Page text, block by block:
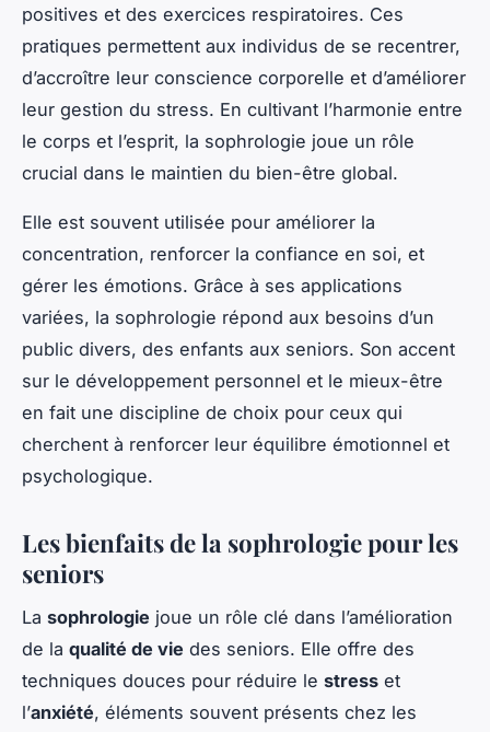
positives et des exercices respiratoires. Ces
pratiques permettent aux individus de se recentrer,
d’accroître leur conscience corporelle et d’améliorer
leur gestion du stress. En cultivant l’harmonie entre
le corps et l’esprit, la sophrologie joue un rôle
crucial dans le maintien du bien-être global.
Elle est souvent utilisée pour améliorer la
concentration, renforcer la confiance en soi, et
gérer les émotions. Grâce à ses applications
variées, la sophrologie répond aux besoins d’un
public divers, des enfants aux seniors. Son accent
sur le développement personnel et le mieux-être
en fait une discipline de choix pour ceux qui
cherchent à renforcer leur équilibre émotionnel et
psychologique.
Les bienfaits de la sophrologie pour les
seniors
La sophrologie joue un rôle clé dans l’amélioration
de la qualité de vie des seniors. Elle offre des
techniques douces pour réduire le stress et
l’anxiété, éléments souvent présents chez les